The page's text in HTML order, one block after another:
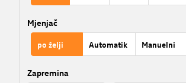
Mjenjač
po želji Automatik Manuelni
Zapremina